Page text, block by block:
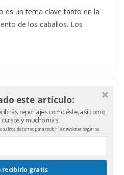
es un tema clave tanto en la
de los caballos. Los
este artículo:
reportajes como éste, así como
y mucho más.
recibirlo gratis
su lista de correo para recibir la newsletter según su